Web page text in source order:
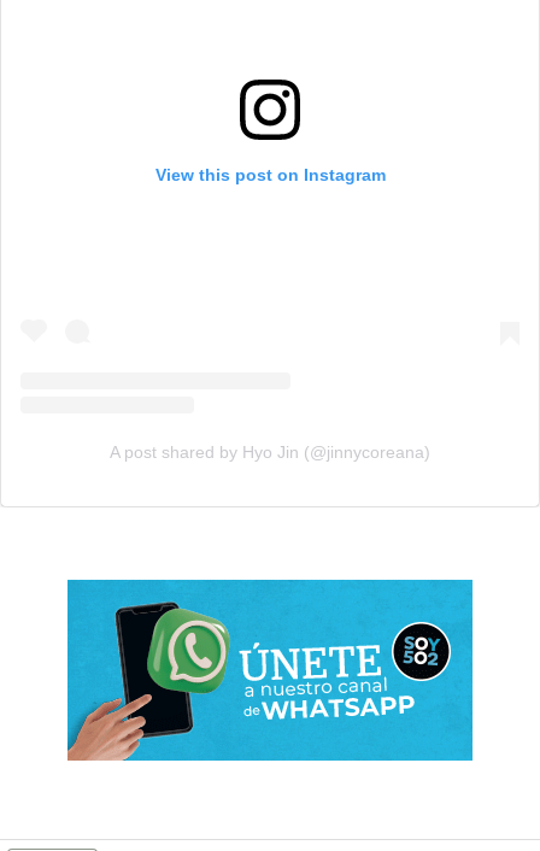
View this post on Instagram
A post shared by Hyo Jin (@jinnycoreana)